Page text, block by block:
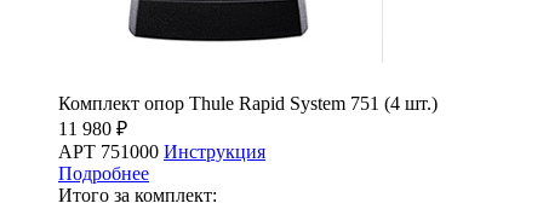
Комплект опор Thule Rapid System 751 (4 шт.)
11 980 ₽
АРТ 751000 Инструкция
Подробнее
Итого за комплект: